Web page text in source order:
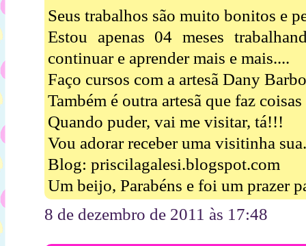
Seus trabalhos são muito bonitos e
Estou apenas 04 meses
continuar e aprender mais e mais....
Faço cursos com a artesã Dany
Também é outra artesã que faz
Quando puder, vai me visitar, tá!!!
Vou adorar receber uma visitinha
Blog: priscilagalesi.blogspot.com
Um beijo, Parabéns e foi um prazer
8 de dezembro de 2011 às 17:48